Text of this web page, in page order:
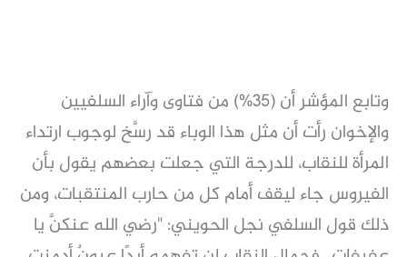
وتابع المؤشر أن (35%) من فتاوى وآراء السلفيين
والإخوان رأت أن مثل هذا الوباء قد رسَّخ لوجوب ارتداء
المرأة للنقاب، للدرجة التي جعلت بعضهم يقول بأن
الفيروس جاء ليقف أمام كل من حارب المنتقبات، ومن
ذلك قول السلفي نجل الحويني: "رضي الله عنكنَّ يا